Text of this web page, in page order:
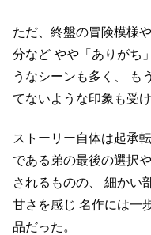
ただ、終盤の冒険模様
分など やや「ありがち
うなシーンも多く、
も
てないような印象も受け
ストーリー自体は起承
である弟の最後の選択や
されるものの、
細かい
甘さを感じ 名作には一
品だった。